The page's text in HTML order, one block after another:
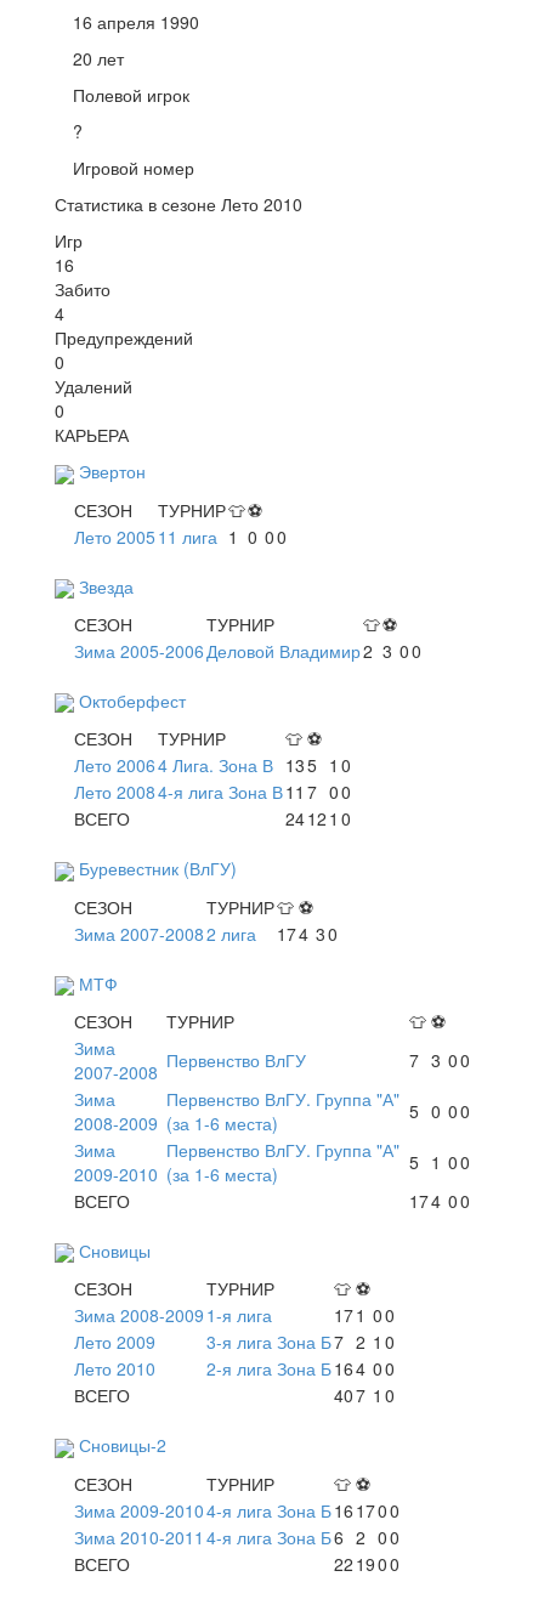
16 апреля 1990
20 лет
Полевой игрок
?
Игровой номер
Статистика в сезоне Лето 2010
Игр
16
Забито
4
Предупреждений
0
Удалений
0
КАРЬЕРА
Эвертон
СЕЗОН
ТУРНИР👕⚽
Лето 200511 лига 1 0 00
Звезда
СЕЗОН
ТУРНИР 👕⚽
Зима 2005-2006 Деловой Владимир2 3 00
Октоберфест
СЕЗОН
ТУРНИР 👕 ⚽
Лето 20064 Лига. Зона В 135 1 0
Лето 20084-я лига Зона В11 7 00
ВСЕГО
2412 1 0
Буревестник (ВлГУ)
СЕЗОН
ТУРНИР👕 ⚽
Зима 2007-20082 лига 174 30
МТФ
СЕЗОН
ТУРНИР 👕 ⚽
Зима
2007-2008 Первенство ВлГУ 7 3 00
Зима
2008-2009
Первенство ВлГУ. Группа "А"
(за 1-6 места)
5 0 00
Зима
2009-2010
Первенство ВлГУ. Группа "А"
(за 1-6 места)
5 1 00
ВСЕГО
174 00
Сновицы
СЕЗОН
ТУРНИР 👕 ⚽
Зима 2008-2009 1-я лига 171 00
Лето 2009
3-я лига Зона Б7 2 1 0
Лето 2010
2-я лига Зона Б164 00
ВСЕГО
407 1 0
Сновицы-2
СЕЗОН
ТУРНИР 👕 ⚽
Зима 2009-20104-я лига Зона Б16 1700
Зима 2010-2011 4-я лига Зона Б6 2 00
ВСЕГО
22 1900